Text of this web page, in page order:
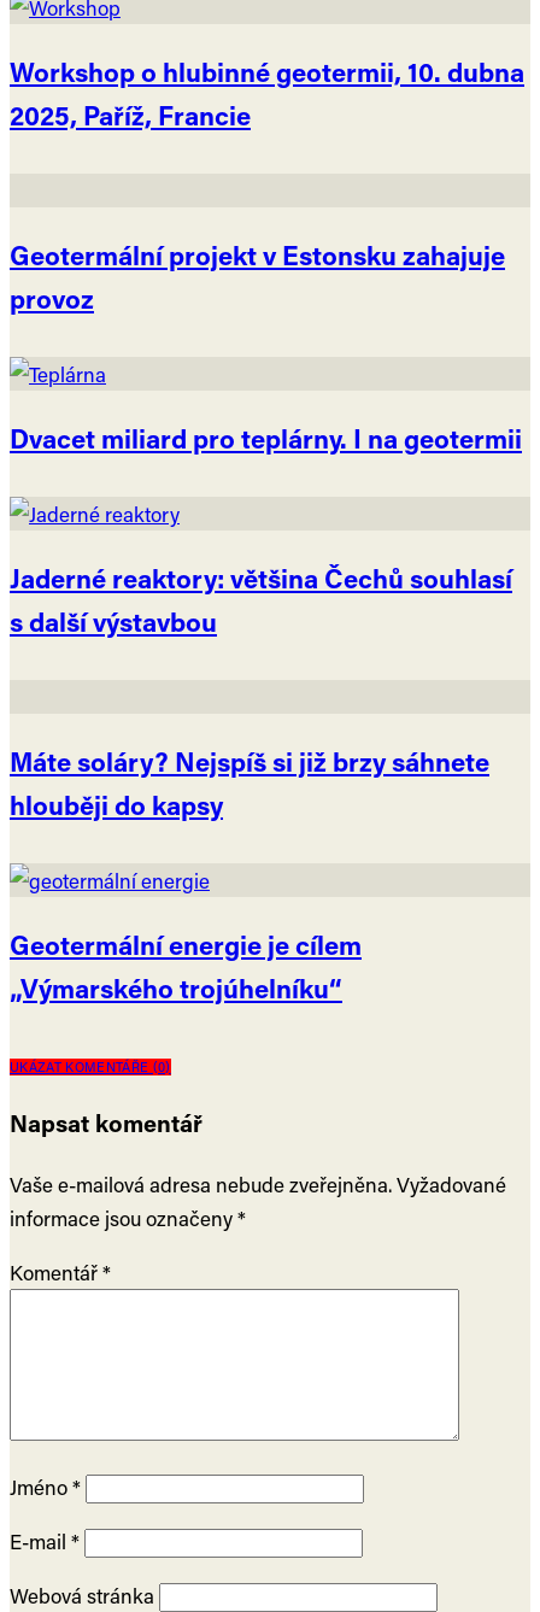
Workshop o hlubinné geotermii, 10. dubna
2025, Paříž, Francie
Geotermální projekt v Estonsku zahajuje
provoz
Dvacet miliard pro teplárny. I na geotermii
Jaderné reaktory: většina Čechů souhlasí
s další výstavbou
Máte soláry? Nejspíš si již brzy sáhnete
hlouběji do kapsy
Geotermální energie je cílem
„Výmarského trojúhelníku“
UKÁZAT KOMENTÁŘE (0)
Napsat komentář
Vaše e-mailová adresa nebude zveřejněna.Vyžadované
informace jsou označeny*
Komentář*
Jméno*
E-mail *
Webová stránka